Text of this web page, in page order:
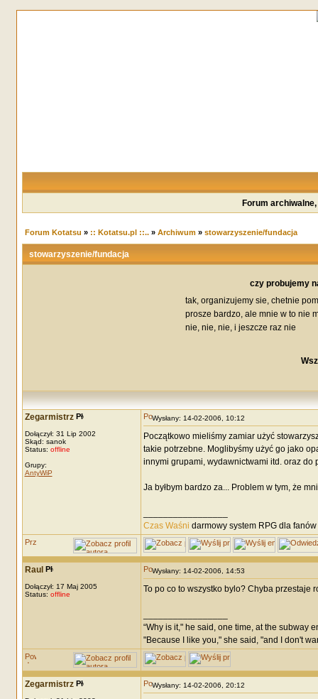
Forum
Forum Kotatsu » :: Kotatsu.pl ::..» Archiwum» stowarzyszenie/fundacja
stowarzyszenie/fundacja
czy probujemy
tak, organizujemy sie, chetnie
prosze bardzo, ale mnie w to nie
nie, nie, nie, i jeszcze raz nie
Zegarmistrz
Dołączył: 31 Lip 2002
Skąd: sanok
Status: offline
Grupy:
AntyWiP
Wysłany: 14-02-2006, 10:12
Początkowo mieliśmy zamiar użyć
takie potrzebne. Moglibyśmy użyć go jako
innymi grupami, wydawnictwami itd. oraz
Ja byłbym bardzo za... Problem w tym, że
Czas Waśni darmowy system RPG dla
Raul
Dołączył: 17 Maj 2005
Status: offline
Wysłany: 14-02-2006, 14:53
To po co to wszystko bylo? Chyba przestaje
“Why is it," he said, one time, at the subway
"Because I like you," she said, "and I don't
Zegarmistrz Wysłany: 14-02-2006, 20:12